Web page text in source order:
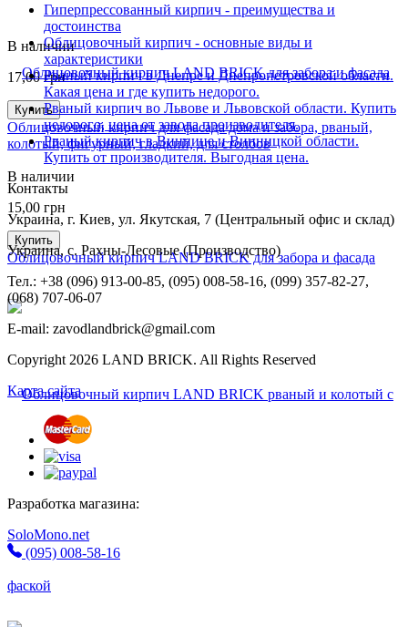
В наличии
17,00грн
Купить
Облицовочный кирпич для фасада дома и забора, рваный,
колотый, фигурный, гладкий, для столбов
В наличии
15,00 грн
Купить
Облицовочный кирпич LAND BRICK для забора и фасада
Гиперпрессованный кирпич - преимущества и
достоинства
Облицовочный кирпич - основные виды и
характеристики
Рваный кирпич в Днепре и Днепропетровской области.
Какая цена и где купить недорого.
Рваный кирпич во Львове и Львовской области. Купить
недорого, цена от завода производителя.
Рваный кирпич в Виннице и Винницкой области.
Купить от производителя. Выгодная цена.
Контакты
Украина, г. Киев, ул. Якутская, 7 (Центральный офис и склад)
Украина, с. Рахны-Лесовые (Производство)
Тел.: +38 (096) 913-00-85, (095) 008-58-16, (099) 357-82-27,
(068) 707-06-07
E-mail: zavodlandbrick@gmail.com
Copyright 2026 LAND BRICK. All Rights Reserved
Карта сайта
Разработка магазина:
SoloMono.net
(095) 008-58-16